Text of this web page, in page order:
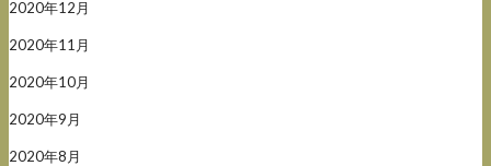
2020年12月
2020年11月
2020年10月
2020年9月
2020年8月